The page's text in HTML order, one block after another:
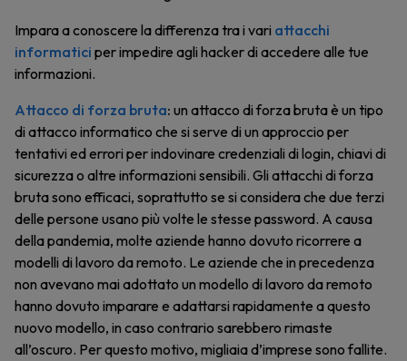
Impara a conoscere la differenza tra i vari attacchi
informatici per impedire agli hacker di accedere alle tue
informazioni.
Attacco di forza bruta: un attacco di forza bruta è un tipo
di attacco informatico che si serve di un approccio per
tentativi ed errori per indovinare credenziali di login, chiavi di
sicurezza o altre informazioni sensibili. Gli attacchi di forza
bruta sono efficaci, soprattutto se si considera che due terzi
delle persone usano più volte le stesse password. A causa
della pandemia, molte aziende hanno dovuto ricorrere a
modelli di lavoro da remoto. Le aziende che in precedenza
non avevano mai adottato un modello di lavoro da remoto
hanno dovuto imparare e adattarsi rapidamente a questo
nuovo modello, in caso contrario sarebbero rimaste
all’oscuro. Per questo motivo, migliaia d’imprese sono fallite.